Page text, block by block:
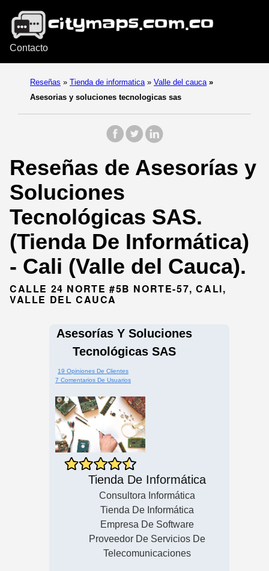
Contacto
Reseñas » Tienda de informatica » Valle del cauca »
Asesorias y soluciones tecnologicas sas
Reseñas de Asesorías y
Soluciones
Tecnológicas SAS.
(Tienda De Informática)
- Cali (Valle del Cauca).
CALLE 24 NORTE #5B NORTE-57, CALI,
VALLE DEL CAUCA
Asesorías Y Soluciones
Tecnológicas SAS
19 Opiniones De Clientes
7 Comentarios De Usuarios
Tienda De Informática
Consultora Informática
Tienda De Informática
Empresa De Software
Proveedor De Servicios De
Telecomunicaciones